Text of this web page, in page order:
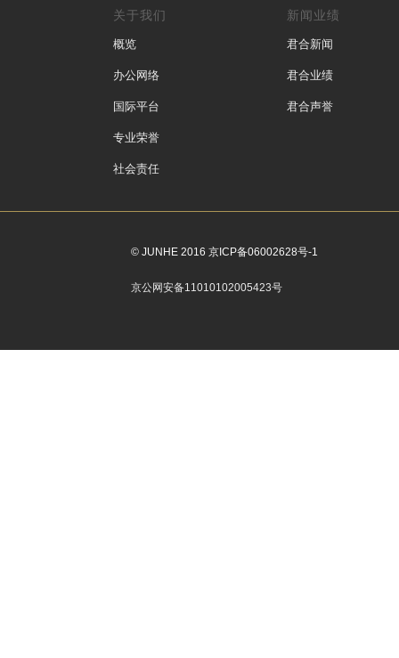
关于我们
概览
办公网络
国际平台
专业荣誉
社会责任
新闻业绩
君合新闻
君合业绩
君合声誉
© JUNHE 2016 京ICP备06002628号-1
京公网安备11010102005423号